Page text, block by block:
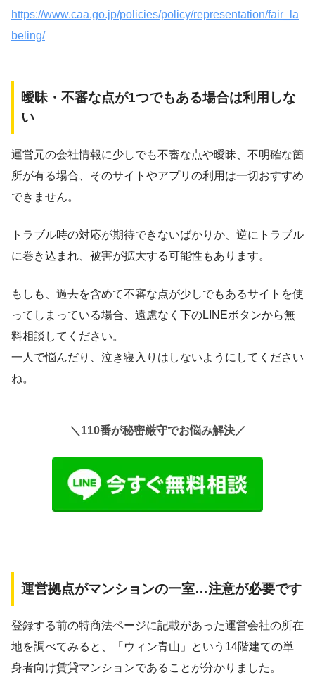
https://www.caa.go.jp/policies/policy/representation/fair_la
beling/
曖昧・不審な点が1つでもある場合は利用しな
い
運営元の会社情報に少しでも不審な点や曖昧、不明確な箇
所が有る場合、そのサイトやアプリの利用は一切おすすめ
できません。
トラブル時の対応が期待できないばかりか、逆にトラブル
に巻き込まれ、被害が拡大する可能性もあります。
もしも、過去を含めて不審な点が少しでもあるサイトを使
ってしまっている場合、遠慮なく下のLINEボタンから無
料相談してください。
一人で悩んだり、泣き寝入りはしないようにしてください
ね。
＼110番が秘密厳守でお悩み解決／
運営拠点がマンションの一室…注意が必要です
登録する前の特商法ページに記載があった運営会社の所在
地を調べてみると、「ウィン青山」という14階建ての単
身者向け賃貸マンションであることが分かりました。